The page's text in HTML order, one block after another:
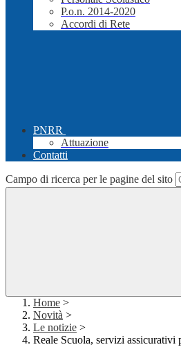
P.o.n. 2014-2020
Accordi di Rete
PNRR
Attuazione
Contatti
Campo di ricerca per le pagine del sito
Home >
Novità >
Le notizie >
Reale Scuola, servizi assicurativi